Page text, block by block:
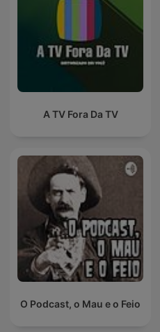
A TV Fora Da TV
O Podcast, o Mau e o Feio